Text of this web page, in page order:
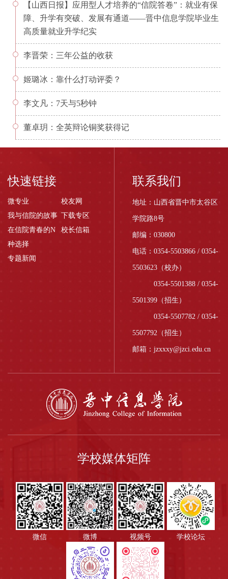
【山西日报】应用型人才培养的“信院答卷”：就业有保
障、升学有突破、发展有通道——晋中信息学院毕业生
高质量就业升学纪实
李晋荣：三年公益的收获
姬璐冰：靠什么打动评委？
李文凡：7天与5秒钟
董卓玥：全英辩论铜奖获得记
快速链接
微专业
校友网
我与信院的故事 下载专区
在信院青春的N
种选择
校长信箱
专题新闻
联系我们
地址：山西省晋中市太谷区
学院路8号
邮编：030800
电话：0354-5503866 / 0354-
5503623（校办）
0354-5501388 / 0354-
5501399（招生）
0354-5507782 / 0354-
5507792（招生）
邮箱：jzxxxy@jzci.edu.cn
学校媒体矩阵
微信 微博 视频号 学校论坛